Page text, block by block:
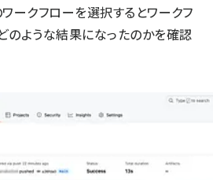
ークフローを選択するとワークフ
のような結果になったのかを確認